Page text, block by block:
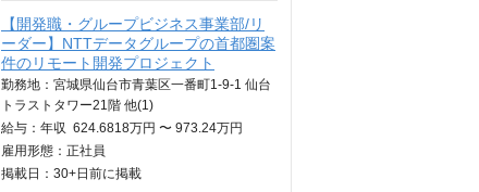
【開発職・グループビジネス事業部/リ
ーダー】NTTデータグループの首都圏案
件のリモート開発プロジェクト
勤務地：宮城県仙台市青葉区一番町1-9-1 仙台
トラストタワー21階 他(1)
給与： 年収 624.6818万円 〜 973.24万円
雇用形態：正社員
掲載日： 30+日 前に掲載